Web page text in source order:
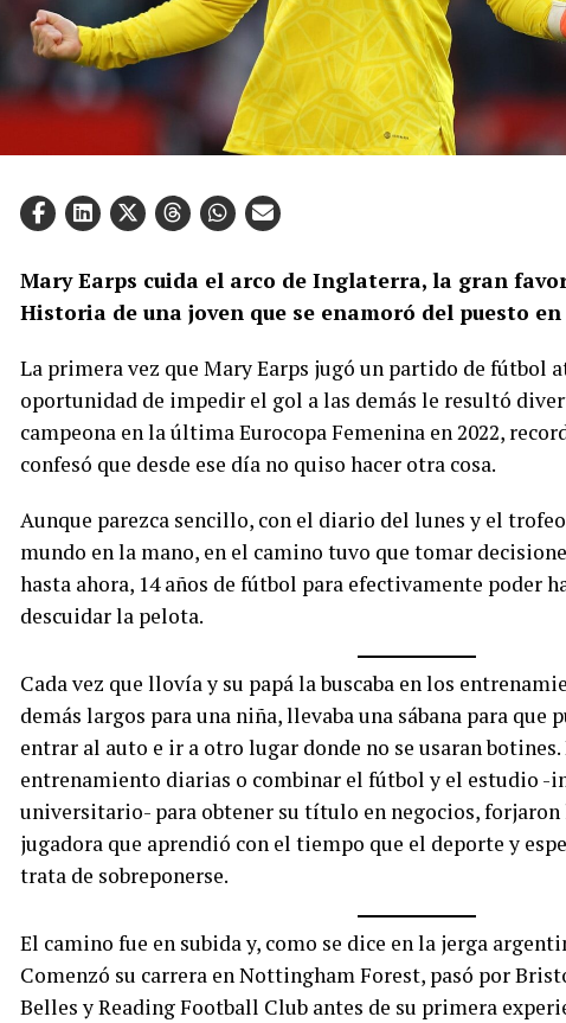
Mary Earps cuida el arco de Inglaterra, la gran
Historia de una joven que se enamoró del puesto
La primera vez que Mary Earps jugó un partido de fútbol
oportunidad de impedir el gol a las demás le resultó
campeona en la última Eurocopa Femenina en 2022,
confesó que desde ese día no quiso hacer otra cosa.
Aunque parezca sencillo, con el diario del lunes y el
mundo en la mano, en el camino tuvo que tomar
hasta ahora, 14 años de fútbol para efectivamente poder
descuidar la pelota.
Cada vez que llovía y su papá la buscaba en los
demás largos para una niña, llevaba una sábana para que
entrar al auto e ir a otro lugar donde no se usaran botines.
entrenamiento diarias o combinar el fútbol y el estudio -
universitario- para obtener su título en negocios, forjaron
jugadora que aprendió con el tiempo que el deporte y
trata de sobreponerse.
El camino fue en subida y, como se dice en la jerga
Comenzó su carrera en Nottingham Forest, pasó por
Belles y Reading Football Club antes de su primera